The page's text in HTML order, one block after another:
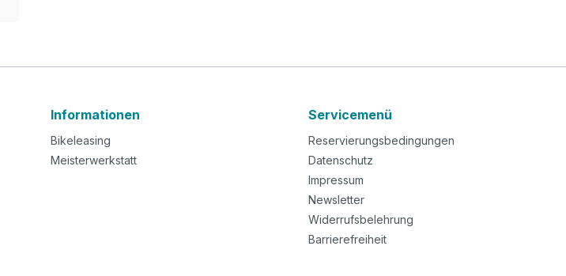
Informationen
Bikeleasing
Meisterwerkstatt
Servicemenü
Reservierungsbedingungen
Datenschutz
Impressum
Newsletter
Widerrufsbelehrung
Barrierefreiheit